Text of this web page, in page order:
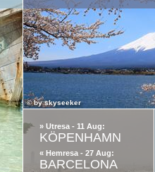
© byskyseeker
» Utresa - 11 Aug:
KÖPENHAMN
« Hemresa - 27 Aug:
BARCELONA